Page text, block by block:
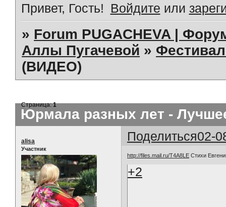
Привет, Гость! Войдите или
» Forum PUGACHEVA |
Аллы Пугачевой »
(ВИДЕО)
Юрмала разных лет -
Страница:1
Поделиться02-
alisa
Участник
http://files.mail.ru/T4A8LE Стихи
+2